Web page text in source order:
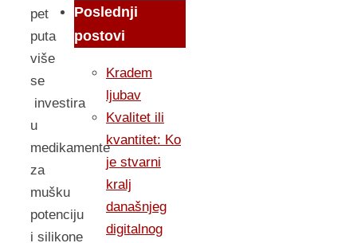
pet
puta
više
se
investira
u
medikamente
za
mušku
potenciju
i silikone
Poslednji
postovi
Kradem
ljubav
Kvalitet ili
kvantitet: Ko
je stvarni
kralj
današnjeg
digitalnog